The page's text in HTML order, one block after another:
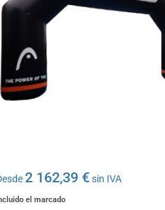
2 162,39 €sin IVA
el marcado